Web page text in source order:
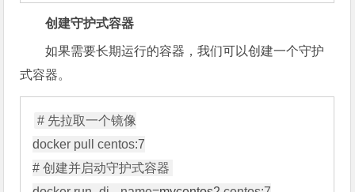
创建守护式容器
如果需要长期运行的容器，我们可以创建一个守护
式容器。
# 先拉取一个镜像
docker pull centos:7
# 创建并启动守护式容器